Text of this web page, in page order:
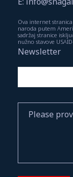
Ova internet
naroda putem
sadržaj stranice
nužno stavove
Newsletter
Please